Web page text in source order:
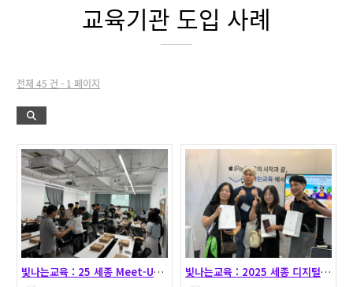
교육기관 도입 사례
전체 45 건 - 1 페이지
빛나는교육 : 25 세종 Meet-Up 수업 공유회 2… 빛나는교육 : 2025 세종 디지털교육박람회 25.07…